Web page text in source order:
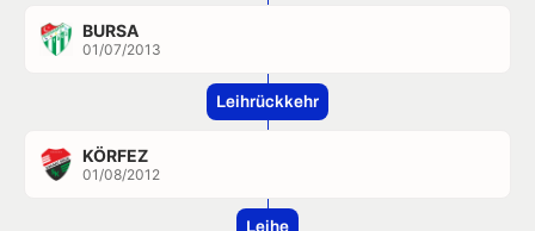
BURSA
01/07/2013
Leihrückkehr
KÖRFEZ
01/08/2012
Leihe